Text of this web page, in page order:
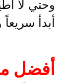
وحتي لا
أبدأ
أفضل